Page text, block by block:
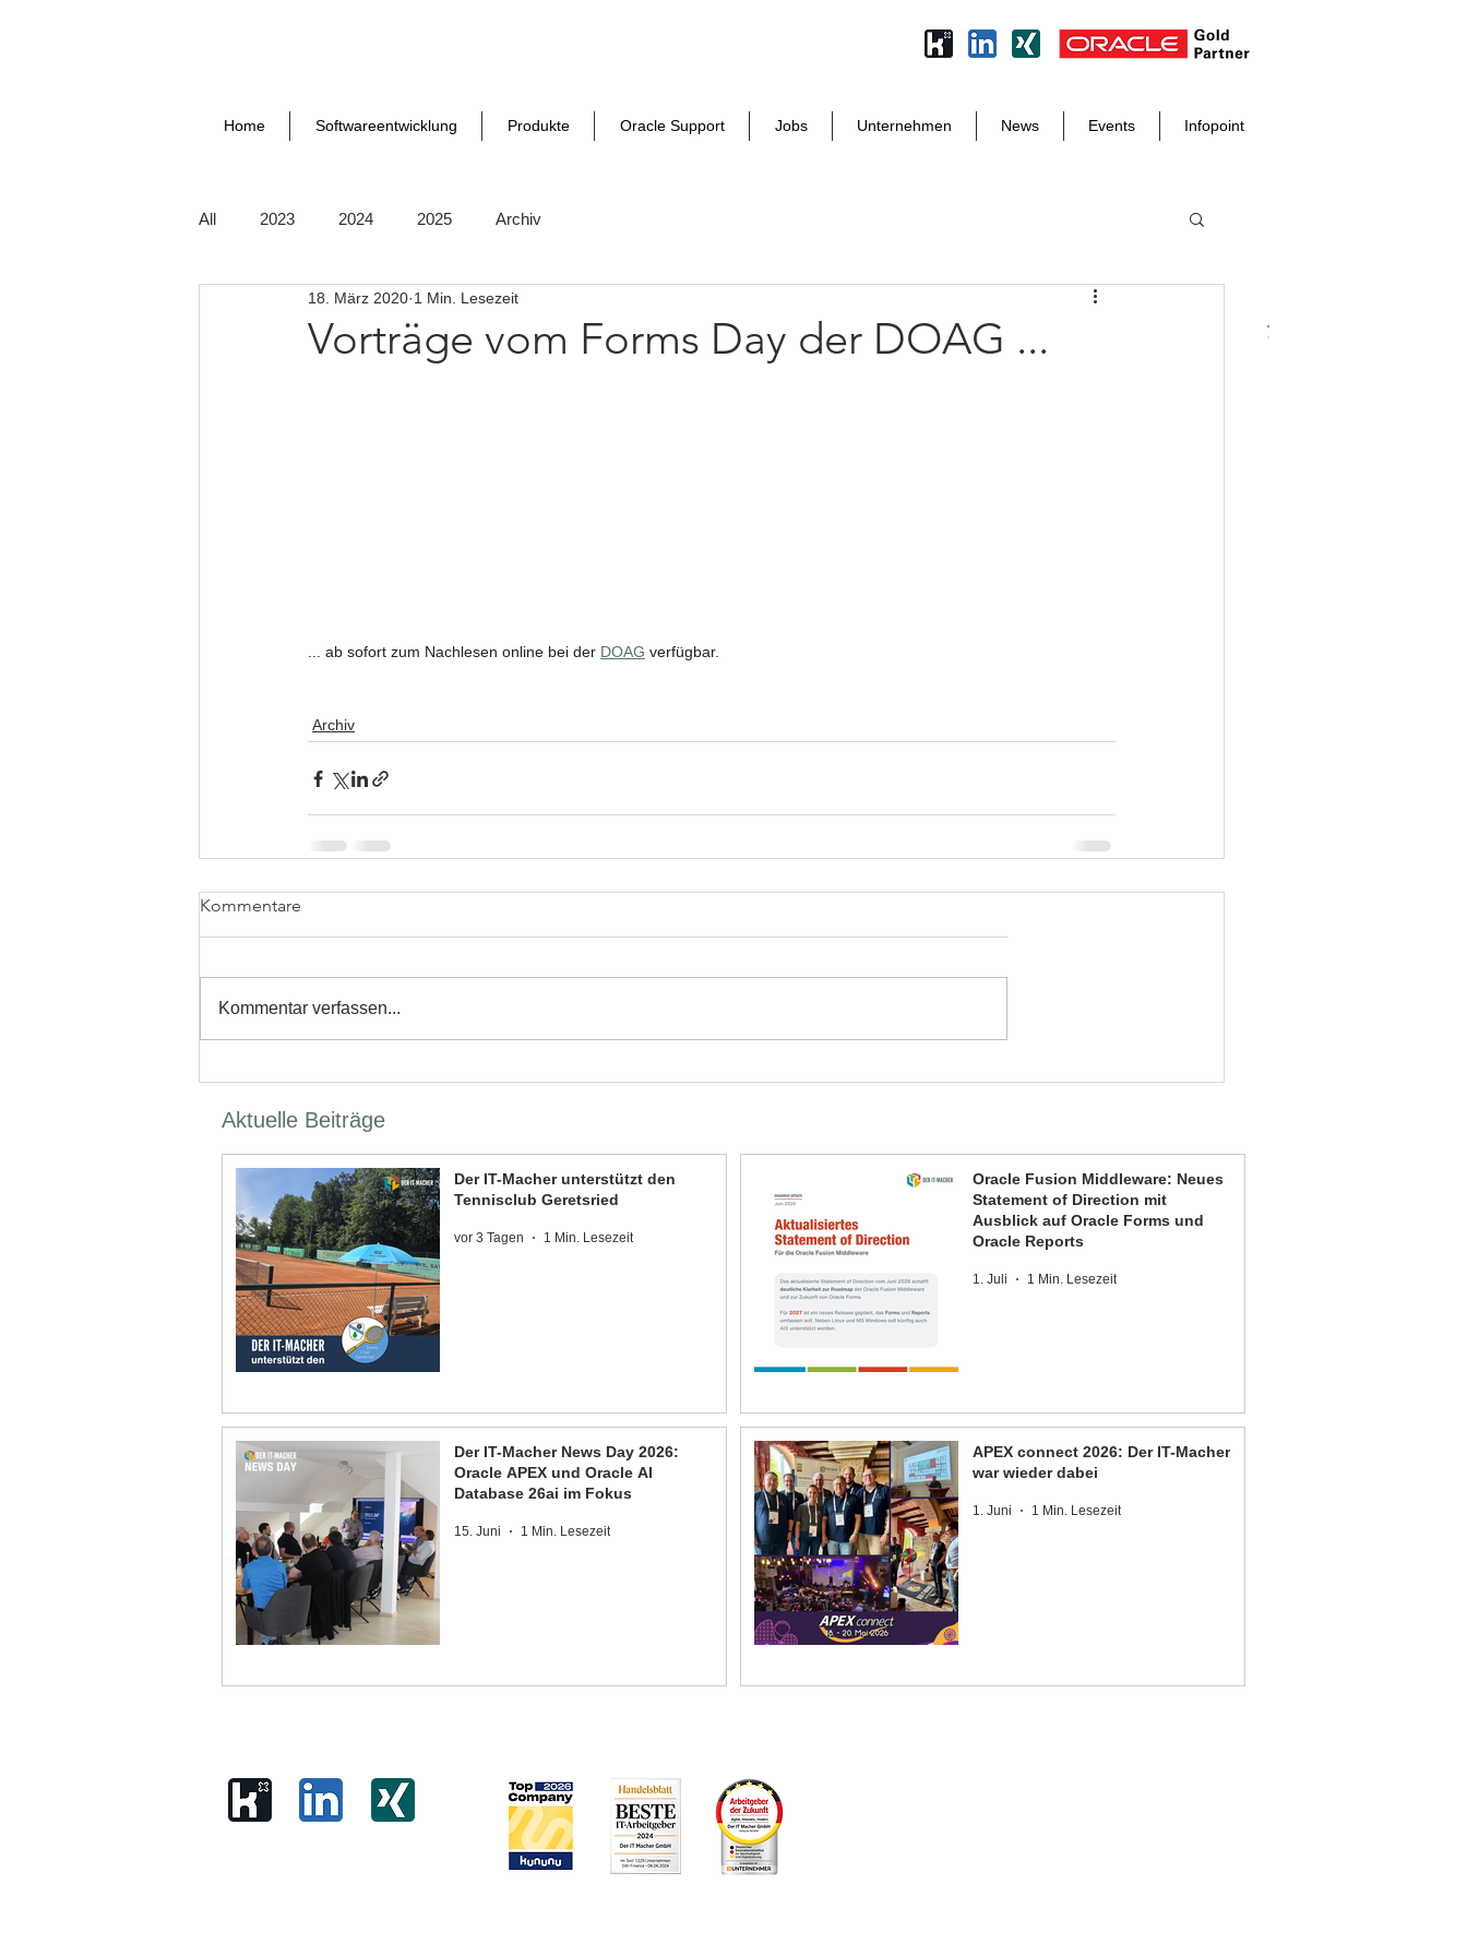
Home Softwareentwicklung Produkte Oracle Support Jobs Unternehmen News Events Infopoint
All 2023 2024 2025 Archiv
Vorträge vom Forms Day der DOAG ...
18. März 2020 1 Min. Lesezeit
... ab sofort zum Nachlesen online bei der DOAG verfügbar.
Archiv
Kommentare
Kommentar verfassen...
Aktuelle Beiträge
Der IT-Macher unterstützt den
Tennisclub Geretsried
vor 3 Tagen 1 Min. Lesezeit
Oracle Fusion Middleware: Neues
Statement of Direction mit
Ausblick auf Oracle Forms und
Oracle Reports
1. Juli 1 Min. Lesezeit
Der IT-Macher News Day 2026:
Oracle APEX und Oracle AI
Database 26ai im Fokus
15. Juni 1 Min. Lesezeit
APEX connect 2026: Der IT-Macher
war wieder dabei
1. Juni 1 Min. Lesezeit